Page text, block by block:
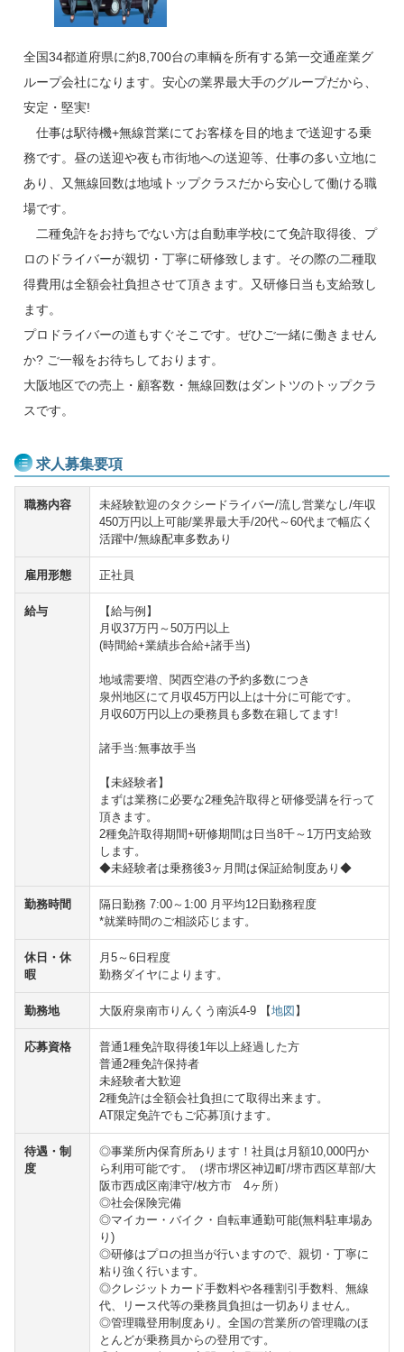
全国34都道府県に約8,700台の車輌を所有する第一交通産業グ
ループ会社になります。安心の業界最大手のグループだから、
安定・堅実!
仕事は駅待機+無線営業にてお客様を目的地まで送迎する乗
務です。昼の送迎や夜も市街地への送迎等、仕事の多い立地に
あり、又無線回数は地域トップクラスだから安心して働ける職
場です。
二種免許をお持ちでない方は自動車学校にて免許取得後、プ
ロのドライバーが親切・丁寧に研修致します。その際の二種取
得費用は全額会社負担させて頂きます。又研修日当も支給致し
ます。
プロドライバーの道もすぐそこです。ぜひご一緒に働きません
か? ご一報をお待ちしております。
大阪地区での売上・顧客数・無線回数はダントツのトップクラ
スです。
求人募集要項
職務内容
未経験歓迎のタクシードライバー/流し営業なし/年収
450万円以上可能/業界最大手/20代～60代まで幅広く
活躍中/無線配車多数あり
雇用形態 正社員
給与
【給与例】
月収37万円～50万円以上
(時間給+業績歩合給+諸手当)
地域需要増、関西空港の予約多数につき
泉州地区にて月収45万円以上は十分に可能です。
月収60万円以上の乗務員も多数在籍してます!
諸手当:無事故手当
【未経験者】
まずは業務に必要な2種免許取得と研修受講を行って
頂きます。
2種免許取得期間+研修期間は日当8千～1万円支給致
します。
◆未経験者は乗務後3ヶ月間は保証給制度あり◆
勤務時間
隔日勤務 7:00～1:00 月平均12日勤務程度
*就業時間のご相談応じます。
休日・休
暇
月5～6日程度
勤務ダイヤによります。
勤務地 大阪府泉南市りんくう南浜4-9 【地図】
応募資格
普通1種免許取得後1年以上経過した方
普通2種免許保持者
未経験者大歓迎
2種免許は全額会社負担にて取得出来ます。
AT限定免許でもご応募頂けます。
待遇・制
度
◎事業所内保育所あります！社員は月額10,000円か
ら利用可能です。（堺市堺区神辺町/堺市西区草部/大
阪市西成区南津守/枚方市 4ヶ所）
◎社会保険完備
◎マイカー・バイク・自転車通勤可能(無料駐車場あ
り)
◎研修はプロの担当が行いますので、親切・丁寧に
粘り強く行います。
◎クレジットカード手数料や各種割引手数料、無線
代、リース代等の乗務員負担は一切ありません。
◎管理職登用制度あり。全国の営業所の管理職のほ
とんどが乗務員からの登用です。